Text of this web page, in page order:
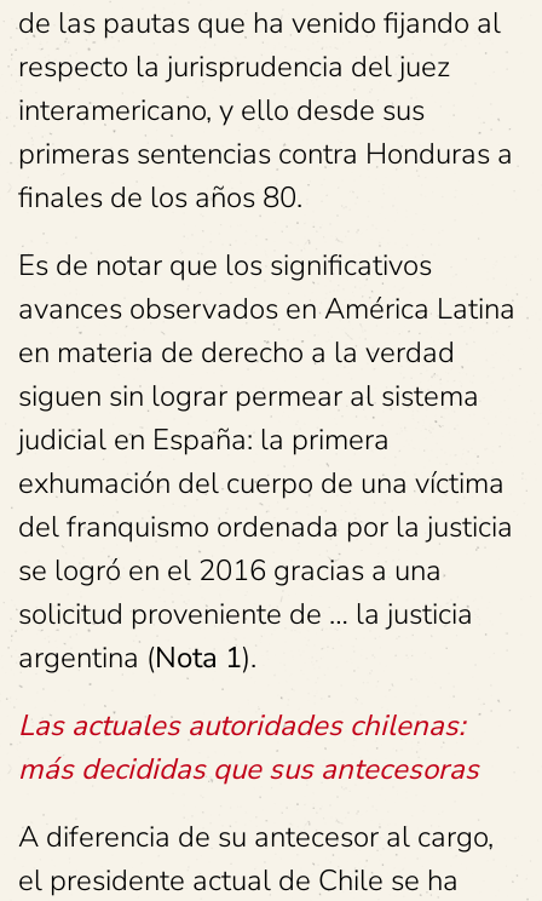
de las pautas que ha venido fijando al
respecto la jurisprudencia del juez
interamericano, y ello desde sus
primeras sentencias contra Honduras a
finales de los años 80.
Es de notar que los significativos
avances observados en América Latina
en materia de derecho a la verdad
siguen sin lograr permear al sistema
judicial en España: la primera
exhumación del cuerpo de una víctima
del franquismo ordenada por la justicia
se logró en el 2016 gracias a una
solicitud proveniente de … la justicia
argentina (Nota 1).
Las actuales autoridades chilenas:
más decididas que sus antecesoras
A diferencia de su antecesor al cargo,
el presidente actual de Chile se ha